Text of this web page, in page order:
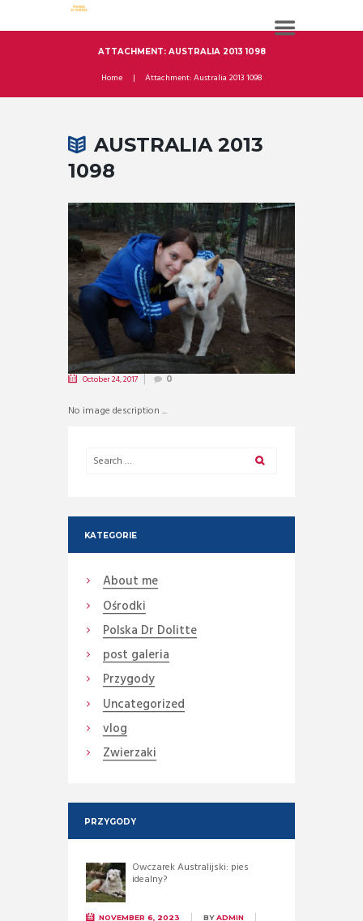
ATTACHMENT: AUSTRALIA 2013 1098
Home Attachment: Australia 2013 1098
AUSTRALIA 2013
1098
October 24, 2017 0
No image description ...
KATEGORIE
About me
Ośrodki
Polska Dr Dolitte
post galeria
Przygody
Uncategorized
vlog
Zwierzaki
PRZYGODY
Owczarek Australijski: pies
idealny?
NOVEMBER 6, 2023 BYADMIN